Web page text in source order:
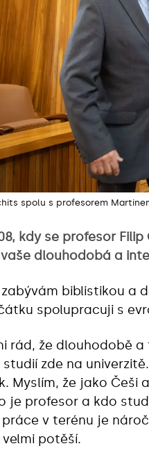
spolu s profesorem
kdy se profesor
dlouhodobá a
biblistikou a
spolupracuji s
rád, že dlouhodobě
studií zde na
Myslím, že jako Češi
je profesor a kdo
v terénu je
potěší.